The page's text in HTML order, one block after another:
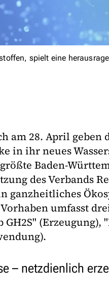
spielt eine
am 28. April geben
in ihr neues
Baden-
des Verbands
ganzheitliches
umfasst
(Erzeugung),
– netzdienlich